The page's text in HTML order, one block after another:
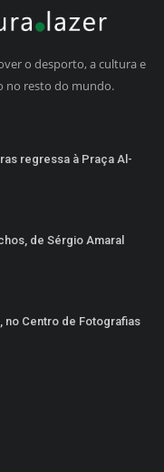
o desporto, a cultura e
no resto do mundo.
regressa à Praça Al-
de Sérgio Amaral
no Centro de Fotografias